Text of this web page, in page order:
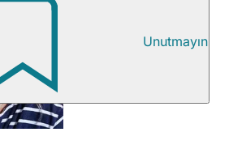
Unutmayın